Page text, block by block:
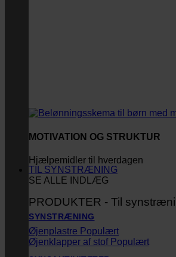
MOTIVATION OG STRUKTUR
Hjælpemidler til hverdagen
SE ALLE INDLÆG
TIL SYNSTRÆNING
PRODUKTER - Til
SYNSTRÆNING
Øjenplastre
Øjenklapper af stof